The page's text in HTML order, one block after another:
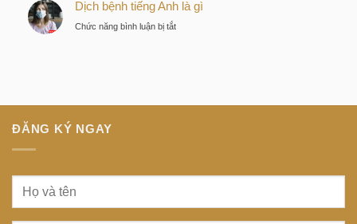
tư
dịch
Dịch bệnh tiếng Anh là gì
Chức năng bình luận bị tắtở
là
ĐĂNG KÝ NGAY